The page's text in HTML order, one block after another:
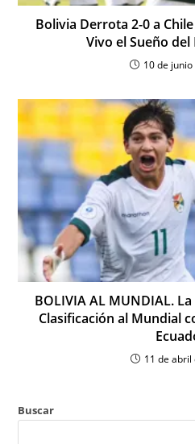
Bolivia Derrota 2-0 a
Vivo el Sueño
10 de
BOLIVIA AL MUNDIAL.
Clasificación al Mundial
11 de abril
Buscar